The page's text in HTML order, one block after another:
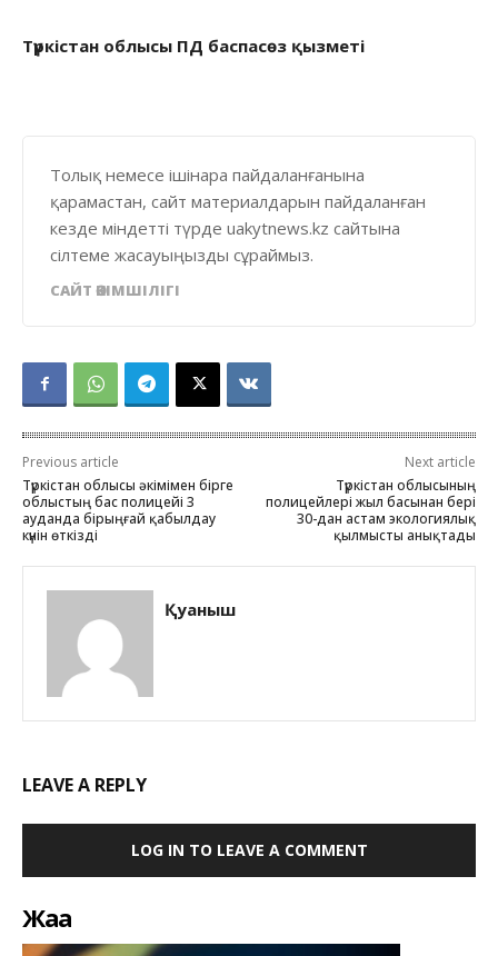
Түркістан облысы ПД баспасөз қызметі
Толық немесе ішінара пайдаланғанына
қарамастан, сайт материалдарын пайдаланған
кезде міндетті түрде uakytnews.kz сайтына
сілтеме жасауыңызды сұраймыз.
САЙТ ӘКІМШІЛІГІ
Previous article
Түркістан облысы әкімімен бірге
облыстың бас полицейі 3
ауданда бірыңғай қабылдау
күнін өткізді
Next article
Түркістан облысының
полицейлері жыл басынан бері
30-дан астам экологиялық
қылмысты анықтады
Қуаныш
LEAVE A REPLY
LOG IN TO LEAVE A COMMENT
Жаңа